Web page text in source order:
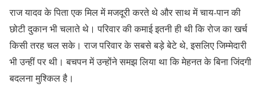
राज यादव के पिता एक मिल में मजदूरी करते थे और साथ में चाय-पान की
छोटी दुकान भी चलाते थे। परिवार की कमाई इतनी ही थी कि रोज का खर्च
किसी तरह चल सके। राज परिवार के सबसे बड़े बेटे थे, इसलिए जिम्मेदारी
भी उन्हीं पर थी। बचपन में उन्होंने समझ लिया था कि मेहनत के बिना जिंदगी
बदलना मुश्किल है।